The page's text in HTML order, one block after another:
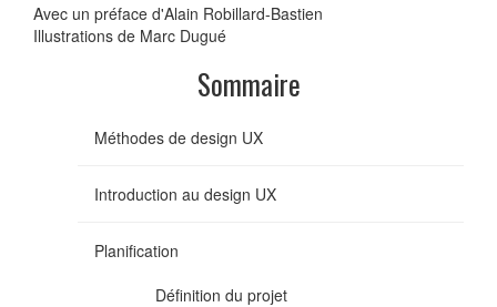
Avec un préface d'Alain Robillard-Bastien
Illustrations de Marc Dugué
Sommaire
Méthodes de design UX
Introduction au design UX
Planification
Définition du projet